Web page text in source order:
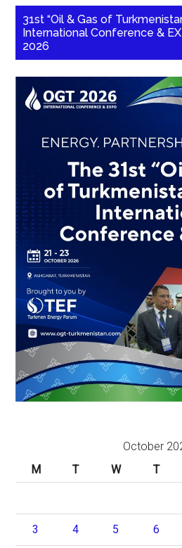
31st “Oil & Gas of
International Conference &
2026
October
M
T W T
3 4 5 6